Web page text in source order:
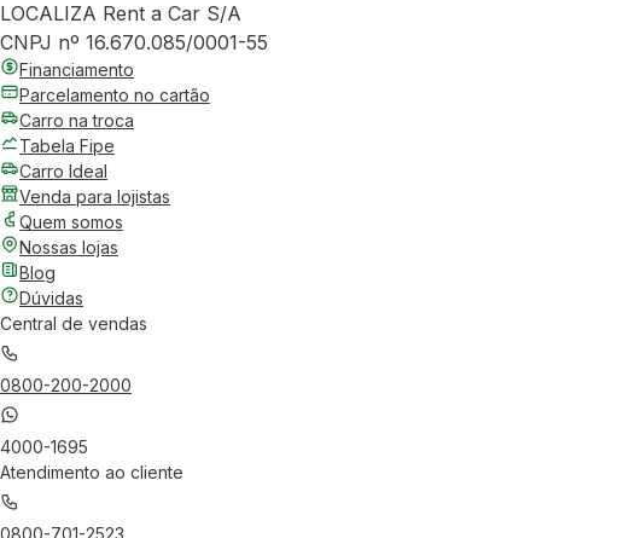
LOCALIZA Rent a Car S/A
CNPJ nº 16.670.085/0001-55
Financiamento
Parcelamento no cartão
Carro na troca
Tabela Fipe
Carro Ideal
Venda para lojistas
Quem somos
Nossas lojas
Blog
Dúvidas
Central de vendas
0800-200-2000
4000-1695
Atendimento ao cliente
0800-701-2523